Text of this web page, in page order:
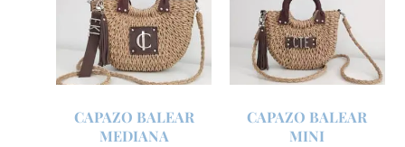
CAPAZO BALEAR
MEDIANA
CAPAZO BALEAR
MINI